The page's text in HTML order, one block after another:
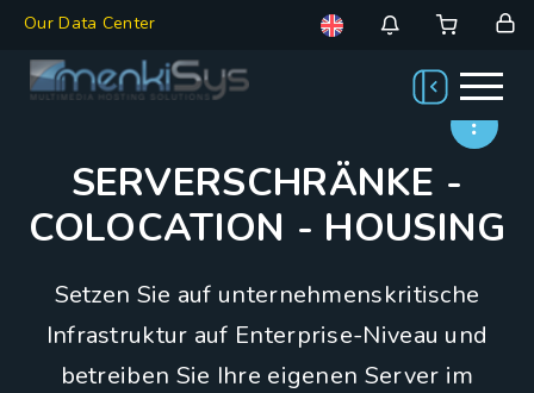
Our Data Center
SERVERSCHRÄNKE -
COLOCATION - HOUSING
Setzen Sie auf unternehmenskritische
Infrastruktur auf Enterprise-Niveau und
betreiben Sie Ihre eigenen Server im